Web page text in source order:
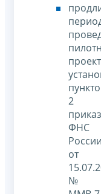
2
ФНС
России
от
№